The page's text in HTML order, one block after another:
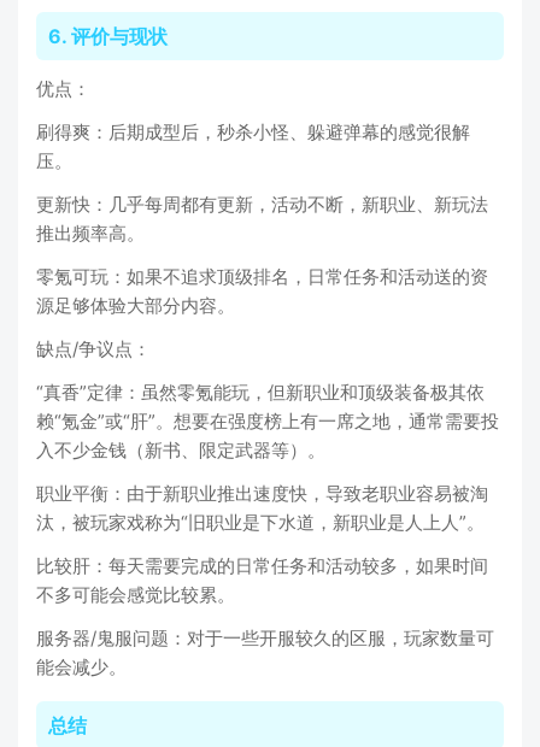
6. 评价与现状
优点：
刷得爽：后期成型后，秒杀小怪、躲避弹幕的感觉很解
压。
更新快：几乎每周都有更新，活动不断，新职业、新玩法
推出频率高。
零氪可玩：如果不追求顶级排名，日常任务和活动送的资
源足够体验大部分内容。
缺点/争议点：
“真香”定律：虽然零氪能玩，但新职业和顶级装备极其依
赖“氪金”或“肝”。想要在强度榜上有一席之地，通常需要投
入不少金钱（新书、限定武器等）。
职业平衡：由于新职业推出速度快，导致老职业容易被淘
汰，被玩家戏称为“旧职业是下水道，新职业是人上人”。
比较肝：每天需要完成的日常任务和活动较多，如果时间
不多可能会感觉比较累。
服务器/鬼服问题：对于一些开服较久的区服，玩家数量可
能会减少。
总结